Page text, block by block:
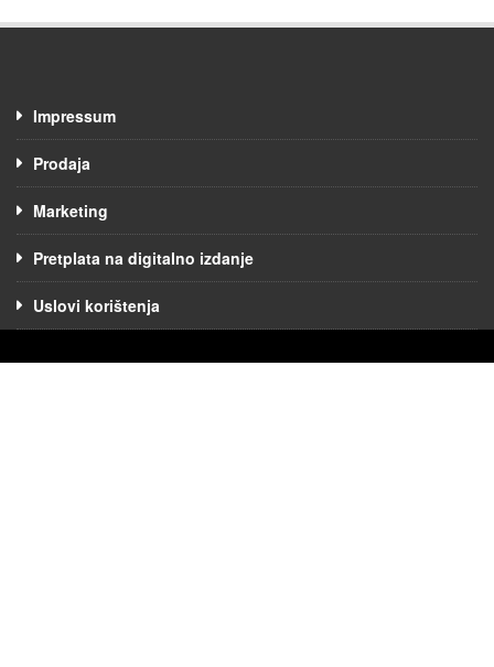
Impressum
Prodaja
Marketing
Pretplata na digitalno izdanje
Uslovi korištenja